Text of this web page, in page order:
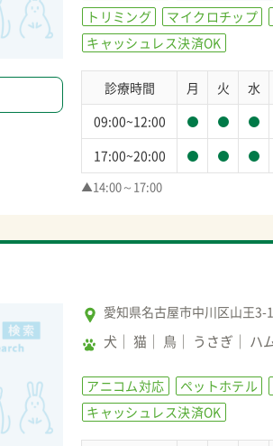
トリミング
マイクロチップ
キャッシュレス決済OK
診療時間 月 火 水
09:00~12:00
17:00~20:00
▲14:00～17:00
愛知県名古屋市中川区山王3-
犬 猫 鳥 うさぎ ハ
アニコム対応 ペットホテル
キャッシュレス決済OK